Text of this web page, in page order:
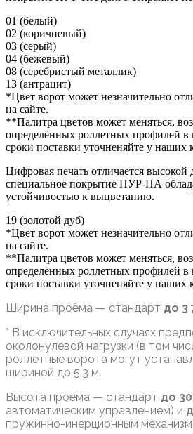
01 (белый)
02 (коричневый)
03 (серый)
04 (бежевый)
08 (серебристый металлик)
13 (антрацит)
*Цвет ворот может незначительно
на сайте.
**Палитра цветов может меняться,
определённых роллетных профилей в
сроки поставки уточненяйте у наших
Цифровая печать отличается высокой
специальное покрытие ПУР-ПА
устойчивостью к выцветанию.
19 (золотой дуб)
*Цвет ворот может незначительно
на сайте.
**Палитра цветов может меняться,
определённых роллетных профилей в
сроки поставки уточненяйте у наших
Ширина проёма — стандарт до 3
* В исключительных случаях
околонулевой нагрузки (в том
роллетные ворота могут
шириной до 5,3 м.
Высота проёма — стандарт до
автоматическим управлением) и
пружинно-инерционным